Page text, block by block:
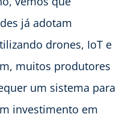
já adotam
drones, IoT e
muitos produtores
um sistema para
investimento em